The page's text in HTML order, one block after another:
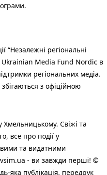
“Незалежні регіональні
Ukrainian Media Fund Nordic в
регіональних медіа.
з офіційною
Свіжі та
все про події у
та видатними
- ви завжди перші! ©
яка публiкацiя, передрук